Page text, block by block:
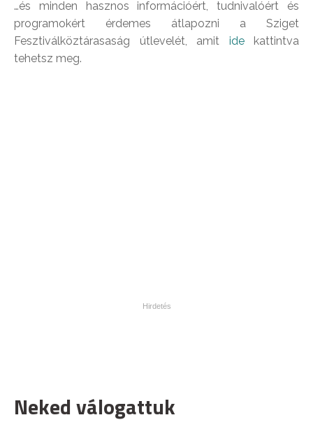
…és minden hasznos információért, tudnivalóért és
programokért érdemes átlapozni a Sziget
Fesztiválköztárasaság útlevelét, amit idekattintva
tehetsz meg.
Neked válogattuk